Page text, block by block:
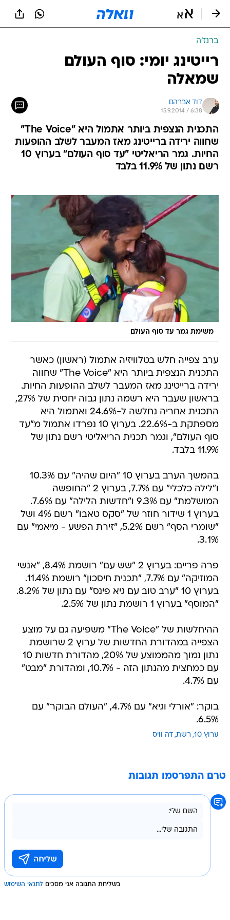
ברנז'ה
רייטינג יומי: סוף העולם
שמאלה
דוד אברהם
15.9.2014 / 6:38
התכנית הנצפית ביותר אתמול היא "The Voice"
שחווה ירידה ברייטינג מאז המעבר לשלב ההופעות
החיות. גמר הריאליטי "עד סוף העולם" בערוץ 10
רשם נתון של 11.9% בלבד
משימת גמר עד סוף העולם
ערב צפייה חלש בטלוויזיה אתמול (ראשון) כאשר
התכנית הנצפית ביותר היא "The Voice" שחווה
ירידה ברייטינג מאז המעבר לשלב ההופעות החיות.
בראשון שעבר היא רשמה נתון גבוה יחסית של 27%,
התכנית אחריה נחלשה ל-24.6% ואתמול היא
מספתקת ב-22.6%. בערוץ 10 נפרדו אתמול מ"עד
סוף העולם", וגמר תכנית הריאליטי רשם נתון של
11.9% בלבד.
בהמשך הערב בערוץ 10 "היום שהיה" עם 10.3%
ו"לילה כלכלי" עם 7.7%, בערוץ 2 "החופשה
המושלמת" עם 9.3% ו"חדשות הלילה" עם 7.6%.
בערוץ 1 שידור חוזר של "סקס טאבו" רשם 4% ושל
"שומרי הסף" רשם 5.2%, "זירת הפשע - מיאמי" עם
3.1%.
פרה פריים: בערוץ 2 "שש עם" רושמת 8.4%, "אנשי
המוזיקה" עם 7.7%, "תכנית חיסכון" רושמת 11.4%.
בערוץ 10 "ערב טוב עם גיא פינס" עם נתון של 8.2%.
"המוסף" בערוץ 1 רושמת נתון של 2.5%.
ההיחלשות של "The Voice" משפיעה גם על מוצע
הצפייה במהדורת החדשות של ערוץ 2 שרושמת
נתון נמוך מהממוצע של 20%, מהדורת חדשות 10
עם כמחצית מהנתון הזה - 10.7%, ומהדורת "מבט"
עם 4.7%.
בוקר: "אורלי וגיא" עם 4.7%, "העולם הבוקר" עם
6.5%.
ערוץ 10 רשת דה וויס
טרם התפרסמו תגובות
בשליחת התגובה אני מסכים לתנאי השימוש